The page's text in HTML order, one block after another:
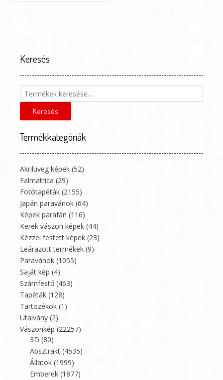
több
választhatók
ki
Keresés
Keresés
a
következőre:
Keresés
Termékkategóriák
Akrilüveg képek (52)
Falmatrica (29)
Fotótapéták (2155)
Japán paravánok (64)
Képek parafán (116)
Kerek vászon képek (44)
Kézzel festett képek (23)
Leárazott termékek (9)
Paravánok (1055)
Saját kép (4)
Számfestő (463)
Tapéták (128)
Tartozékok (1)
Utalvány (2)
Vászonkép (22257)
3D (80)
Absztrakt (4535)
Állatok (1999)
Emberek (1877)